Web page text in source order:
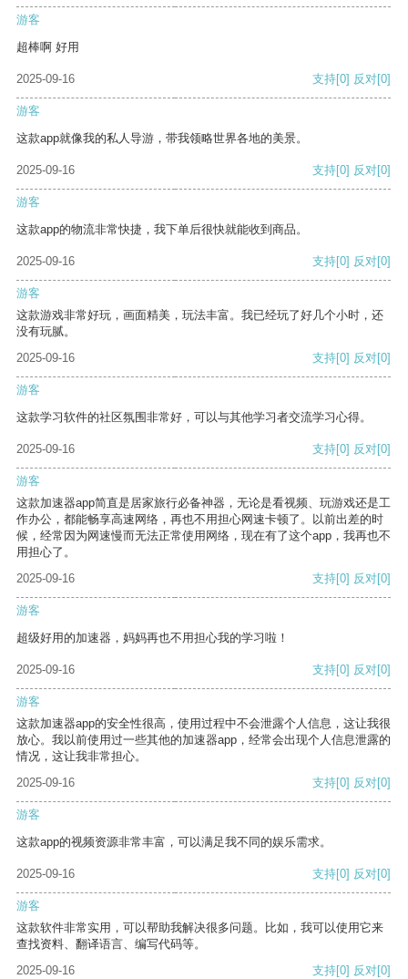
游客
超棒啊 好用
2025-09-16 支持[0] 反对[0]
游客
这款app就像我的私人导游，带我领略世界各地的美景。
2025-09-16 支持[0] 反对[0]
游客
这款app的物流非常快捷，我下单后很快就能收到商品。
2025-09-16 支持[0] 反对[0]
游客
这款游戏非常好玩，画面精美，玩法丰富。我已经玩了好几个小时，还
没有玩腻。
2025-09-16
支持[0] 反对[0]
游客
这款学习软件的社区氛围非常好，可以与其他学习者交流学习心得。
2025-09-16 支持[0] 反对[0]
游客
这款加速器app简直是居家旅行必备神器，无论是看视频、玩游戏还是工
作办公，都能畅享高速网络，再也不用担心网速卡顿了。以前出差的时
候，经常因为网速慢而无法正常使用网络，现在有了这个app，我再也不
用担心了。
2025-09-16
支持[0] 反对[0]
游客
超级好用的加速器，妈妈再也不用担心我的学习啦！
2025-09-16 支持[0] 反对[0]
游客
这款加速器app的安全性很高，使用过程中不会泄露个人信息，这让我很
放心。我以前使用过一些其他的加速器app，经常会出现个人信息泄露的
情况，这让我非常担心。
2025-09-16
支持[0] 反对[0]
游客
这款app的视频资源非常丰富，可以满足我不同的娱乐需求。
2025-09-16 支持[0] 反对[0]
游客
这款软件非常实用，可以帮助我解决很多问题。比如，我可以使用它来
查找资料、翻译语言、编写代码等。
2025-09-16
支持[0] 反对[0]